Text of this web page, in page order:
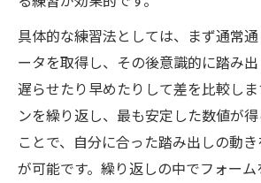
を正確に計測
計測値を活かした踏み出し
データ分析が導く踏み出し
シュミレーションゴルフの
出しの変化
踏み出し上達へデータを活
具体的な練習法としては、まず通常
ータを取得し、その後意識的に踏み
遅らせたり早めたりして差を比較し
ンを繰り返し、最も安定した数値が
ことで、自分に合った踏み出しの動
が可能です。繰り返しの中でフォー